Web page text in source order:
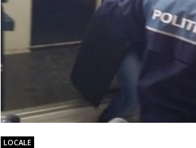
LOCALE